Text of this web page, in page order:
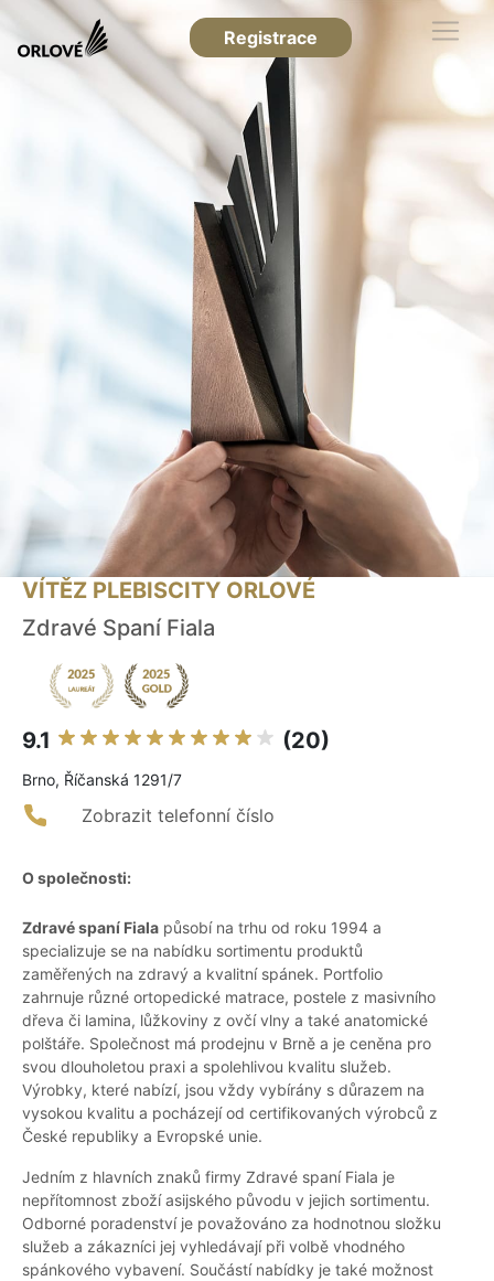
Registrace
VÍTĚZ PLEBISCITY ORLOVÉ
Zdravé Spaní Fiala
9.1 (20)
Brno, Říčanská 1291/7
Zobrazit telefonní číslo
O společnosti:
Zdravé spaní Fiala působí na trhu od roku 1994 a
specializuje se na nabídku sortimentu produktů
zaměřených na zdravý a kvalitní spánek. Portfolio
zahrnuje různé ortopedické matrace, postele z masivního
dřeva či lamina, lůžkoviny z ovčí vlny a také anatomické
polštáře. Společnost má prodejnu v Brně a je ceněna pro
svou dlouholetou praxi a spolehlivou kvalitu služeb.
Výrobky, které nabízí, jsou vždy vybírány s důrazem na
vysokou kvalitu a pocházejí od certifikovaných výrobců z
České republiky a Evropské unie.
Jedním z hlavních znaků firmy Zdravé spaní Fiala je
nepřítomnost zboží asijského původu v jejich sortimentu.
Odborné poradenství je považováno za hodnotnou složku
služeb a zákazníci jej vyhledávají při volbě vhodného
spánkového vybavení. Součástí nabídky je také možnost